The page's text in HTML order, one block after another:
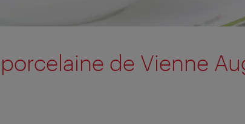
de Vienne